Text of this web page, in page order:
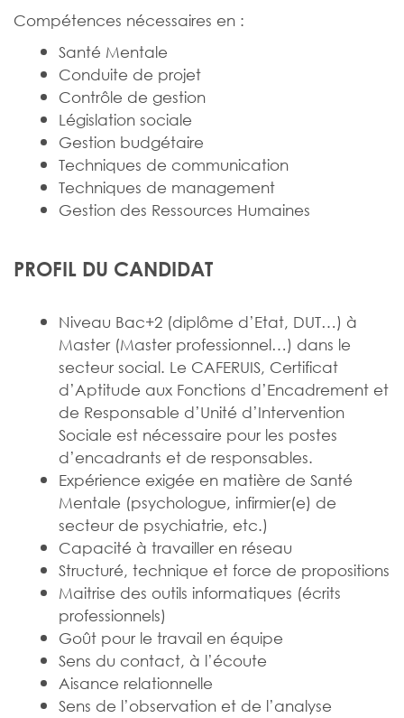
Compétences nécessaires en :
Santé Mentale
Conduite de projet
Contrôle de gestion
Législation sociale
Gestion budgétaire
Techniques de communication
Techniques de management
Gestion des Ressources Humaines
PROFIL DU CANDIDAT
Niveau Bac+2 (diplôme d’Etat, DUT…) à
Master (Master professionnel…) dans le
secteur social. Le CAFERUIS, Certificat
d’Aptitude aux Fonctions d’Encadrement et
de Responsable d’Unité d’Intervention
Sociale est nécessaire pour les postes
d’encadrants et de responsables.
Expérience exigée en matière de Santé
Mentale (psychologue, infirmier(e) de
secteur de psychiatrie, etc.)
Capacité à travailler en réseau
Structuré, technique et force de propositions
Maitrise des outils informatiques (écrits
professionnels)
Goût pour le travail en équipe
Sens du contact, à l’écoute
Aisance relationnelle
Sens de l’observation et de l’analyse